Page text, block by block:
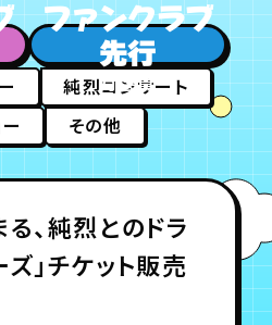
らせ
NEWS
ムービー
MOVIE
ファンクラブ
先行
月会員
純烈コンサート
その他
、純烈とのドラ
」チケット販売